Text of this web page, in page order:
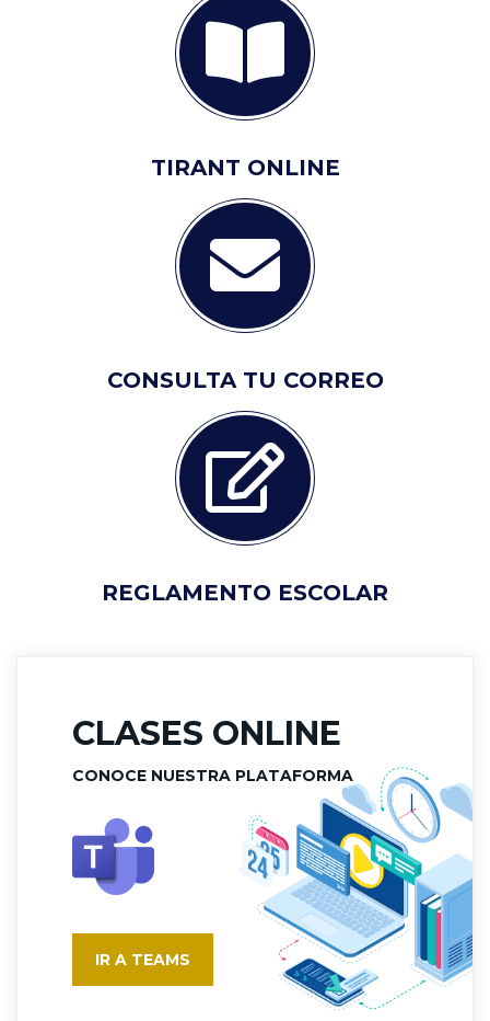
TIRANT ONLINE
CONSULTA TU CORREO
REGLAMENTO ESCOLAR
CLASES ONLINE
CONOCE NUESTRA PLATAFORMA
IR A TEAMS